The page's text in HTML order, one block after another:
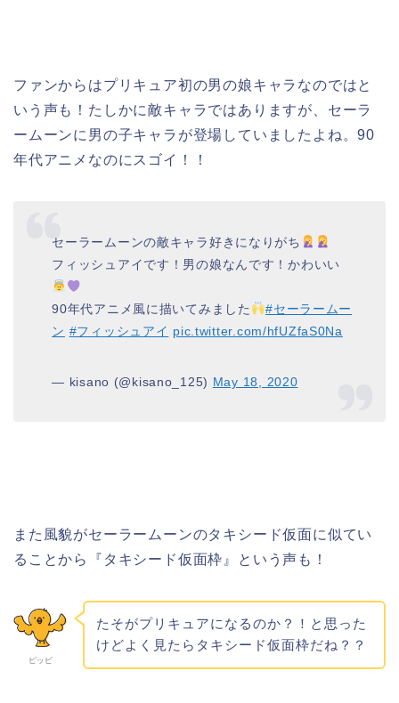
ファンからはプリキュア初の男の娘キャラなのではと
いう声も！たしかに敵キャラではありますが、セーラ
ームーンに男の子キャラが登場していましたよね。90
年代アニメなのにスゴイ！！
セーラームーンの敵キャラ好きになりがち
フィッシュアイです！男の娘なんです！かわいい
90年代アニメ風に描いてみました
#セーラームー
ン #フィッシュアイ pic.twitter.com/hfUZfaS0Na
— kisano (@kisano_125) May 18, 2020
また風貌がセーラームーンのタキシード仮面に似てい
ることから『タキシード仮面枠』という声も！
ピッピ
たそがプリキュアになるのか？！と思った
けどよく見たらタキシード仮面枠だね？？